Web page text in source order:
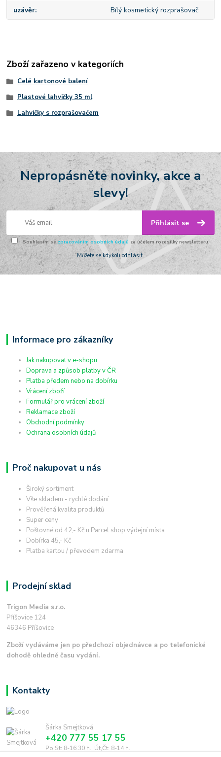
uzávěr Bílý kosmetický rozprašovač
Zboží zařazeno v kategoriích
Celé kartonové balení
Plastové lahvičky 35 ml
Lahvičky s rozprašovačem
Nepropásněte novinky, akce a
slevy!
Přihlásit se
Souhlasím se zpracováním osobních údajů za účelem rozesílky newsletteru.
Můžete se kdykoli odhlásit.
Informace pro zákazníky
Jak nakupovat v e-shopu
Doprava a způsob platby v ČR
Platba předem nebo na dobírku
Vrácení zboží
Formulář pro vrácení zboží
Reklamace zboží
Obchodní podmínky
Ochrana osobních údajů
Proč nakupovat u nás
Široký sortiment
Vše skladem - rychlé dodání
Prověřená kvalita produktů
Super ceny
Poštovné od 42,- Kč u Parcel shop výdejní místa
Dobírka 45,- Kč
Platba kartou / převodem zdarma
Prodejní sklad
Trigon Media s.r.o.
Příšovice 124
46346 Příšovice
Zboží vydáváme jen po předchozí objednávce a po telefonické
dohodě ohledně času vydání.
Kontakty
Šárka Smejtková
+420 777 55 17 55
Po,St: 8-16.30 h., Út,Čt: 8-14 h.